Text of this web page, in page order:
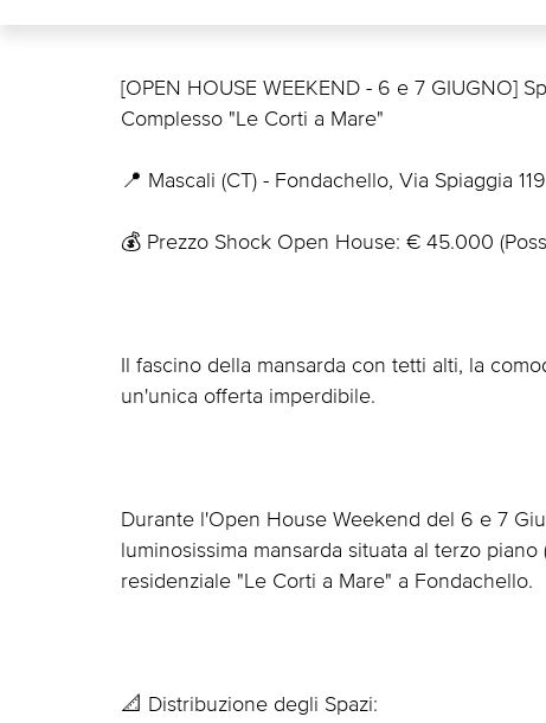
[OPEN HOUSE WEEKEND - 6 e 7 GIUGNO]
Complesso "Le Corti a Mare"
📍 Mascali (CT) - Fondachello, Via Spiaggia 119
💰 Prezzo Shock Open House: € 45.000
Il fascino della mansarda con tetti alti, la
un'unica offerta imperdibile.
Durante l'Open House Weekend del 6 e 7
luminosissima mansarda situata al terzo
residenziale "Le Corti a Mare" a Fondachello.
📐 Distribuzione degli Spazi: